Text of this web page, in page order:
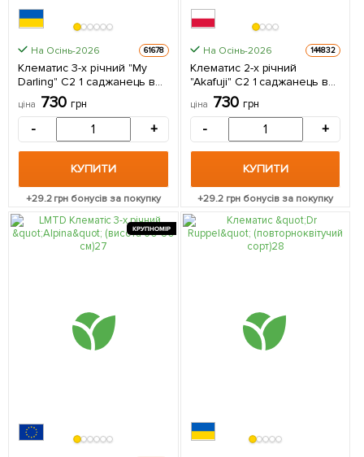
На Осінь-2026 61678
Клематис 3-х річний "My
Darling" С2 1 саджанець в
упаковці
ціна 730 грн
- +
КУПИТИ
+29.2грн бонусів за покупку
На Осінь-2026 144832
Клематис 2-х річний
"Akafuji" С2 1 саджанець в
упаковці
ціна 730 грн
- +
КУПИТИ
+29.2 грн бонусів за покупку
КРУПНОМІР